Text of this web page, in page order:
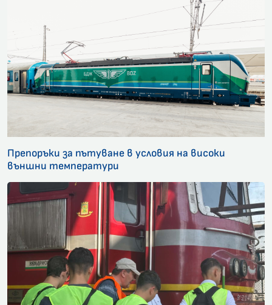
Препоръки за пътуване в условия на високи
външни температури